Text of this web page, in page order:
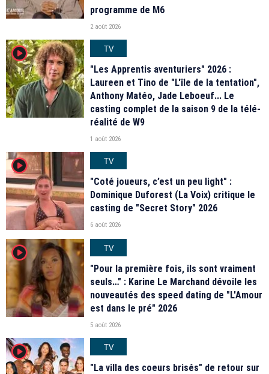
programme de M6
2 août 2026
player2
TV
"Les Apprentis aventuriers" 2026 :
Laureen et Tino de "L'île de la tentation",
Anthony Matéo, Jade Leboeuf... Le
casting complet de la saison 9 de la télé-
réalité de W9
1 août 2026
player2
TV
"Coté joueurs, c’est un peu light" :
Dominique Duforest (La Voix) critique le
casting de "Secret Story" 2026
6 août 2026
player2
TV
"Pour la première fois, ils sont vraiment
seuls…" : Karine Le Marchand dévoile les
nouveautés des speed dating de "L'Amour
est dans le pré" 2026
5 août 2026
player2
TV
"La villa des coeurs brisés" de retour sur